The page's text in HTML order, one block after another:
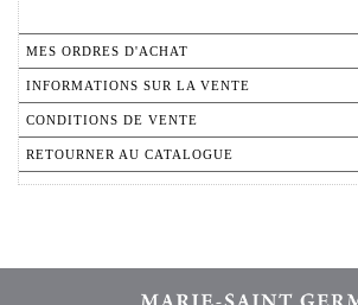
MES ORDRES D'ACHAT
INFORMATIONS SUR LA VENTE
CONDITIONS DE VENTE
RETOURNER AU CATALOGUE